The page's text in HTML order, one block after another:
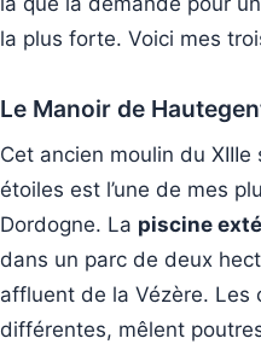
la plus forte. Voici mes
Le Manoir de
Cet ancien moulin du
étoiles est l’une de mes
Dordogne. La piscine
dans un parc de deux
affluent de la Vézère. Les
différentes, mêlent